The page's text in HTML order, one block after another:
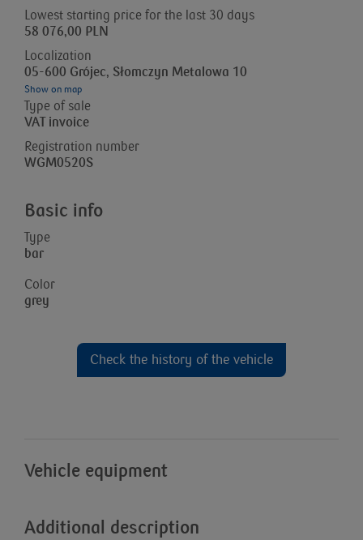
Lowest starting price for the last 30 days
58 076,00 PLN
Localization
05-600 Grójec, Słomczyn Metalowa 10
Show on map
Type of sale
VAT invoice
Registration number
WGM0520S
Basic info
Type
bar
Color
grey
Check the history of the vehicle
Vehicle equipment
Additional description